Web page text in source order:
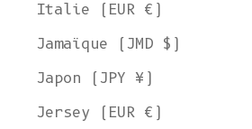
Italie (EUR €)
Jamaïque (JMD $)
Japon (JPY ¥)
Jersey (EUR €)